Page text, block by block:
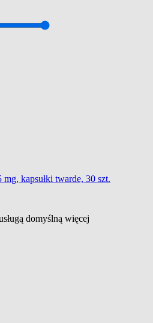
kapsułki twarde, 30 szt.
domyślną więcej